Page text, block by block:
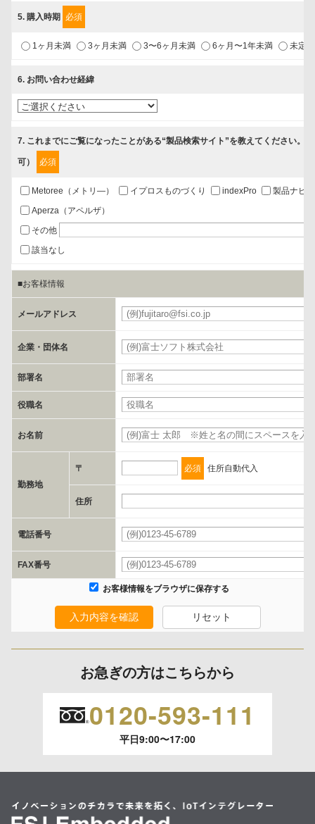
1.当社が取り扱う商品・サービスに関するご案内
2.当社が開催（主催・共催・協賛）するセミナーなど、各種イベント
のお知らせ
4.お客様満足度調査等のアンケートの依頼
5.お問い合わせまたはご依頼等への対応
第三者提供の有無
あり
a.個人情報の提供・利用目的
当該企業/団体のサービス等のご案内及び当該企業/団体からの情報を
提供するため
b.第三者に提供される個人データの項目
号、住所、電話番号、FAX番号、メールアドレス
c.第三者への提供の手段または手法
書類の送付又は電子的な方法
d.提供先および管理者
当社とイベント/セミナーを共同で開催する企業/団体
e.個人情報取り扱いに関する契約
当社と当該企業/団体とは、個人情報取扱に関する覚書の締結を行い
ます。
委託の有無
なし
保有個人データの開示等および問合わせ窓口について
び 第三者への提供の停止（「開示等」といいます。）に応じます。
情報提供の任意性及び情報を与えなかった場合に本人に生じる結果
情報提供は任意ですが、情報を提供しなかった場合、情報の項目によ
5. 購入時期 必須
1ヶ月未満 3ヶ月未満 3〜6ヶ月未満 6ヶ月〜1年未満 未定
6. お問い合わせ経緯
7. これまでにご覧になったことがある“製品検索サイト”を教えてください。
可） 必須
Metoree（メトリ―） イプロスものづくり indexPro
製品ナビ
Aperza（アペルザ）
その他
該当なし
■お客様情報
メールアドレス
企業・団体名
部署名
役職名
お名前
勤務地
〒 必須 住所自動代入
住所
電話番号
FAX番号
お客様情報をブラウザに保存する
入力内容を確認 リセット
お急ぎの方はこちらから
0120-593-111
平日9:00〜17:00